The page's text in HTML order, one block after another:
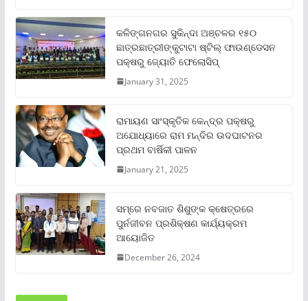
କଳିଙ୍ଗନଗର ସୁକିନ୍ଦା ଅଞ୍ଚଳର ୧୫୦
ଛାତ୍ରଛାତ୍ରୀଙ୍କୁଟାଟା ଷ୍ଟିଲ୍ ଫାଉଣ୍ଡେସନ
ପକ୍ଷରୁ ଜ୍ୟୋତି ଫେଲୋସିପ୍‌
January 31, 2025
ରାମାୟଣ ସାଂସ୍କୃତିକ କେନ୍ଦ୍ର ପକ୍ଷରୁ
ଅଯୋଧ୍ୟାରେ ରାମ ମନ୍ଦିର ଉଦଘାଟନର
ପ୍ରଥମ ବାର୍ଷିକୀ ପାଳନ
January 21, 2025
ସମ୍‌ରେ ନବଜାତ ଶିଶୁଙ୍କ କ୍ଷେତ୍ରରେ
ପୁର୍ନଜୀବନ ପ୍ରଶିକ୍ଷଣ କାର୍ଯ୍ୟକ୍ରମ
ଆୟୋଜିତ
December 26, 2024